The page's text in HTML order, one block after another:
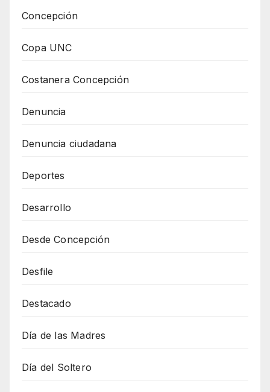
Concepción
Copa UNC
Costanera Concepción
Denuncia
Denuncia ciudadana
Deportes
Desarrollo
Desde Concepción
Desfile
Destacado
Día de las Madres
Día del Soltero